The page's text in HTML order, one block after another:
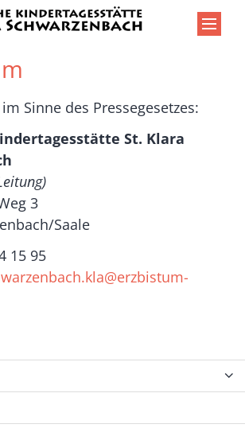
Sinne des Pressegesetzes:
St. Klara
3
Saale
15 95